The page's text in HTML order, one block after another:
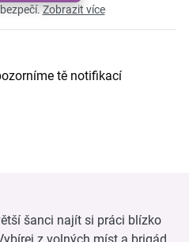
Zobrazit více
tě notifikací
šanci najít si práci blízko
z volných míst a brigád